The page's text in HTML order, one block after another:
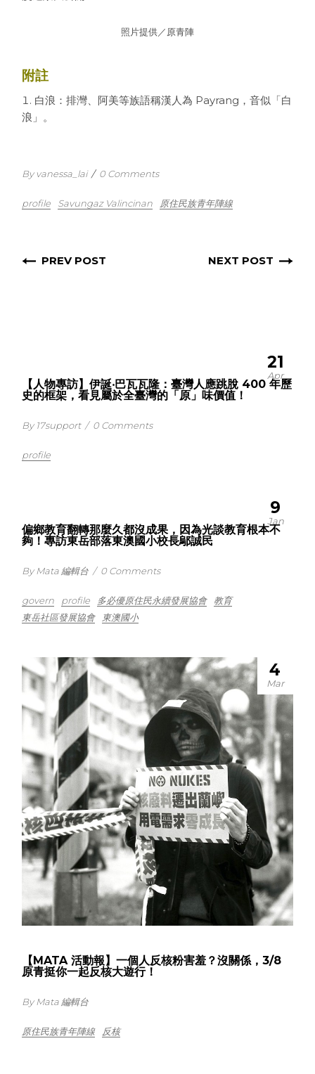
照片提供／原青陣
附註
白浪：排灣、阿美等族語稱漢人為 Payrang，音似「白
浪」。
By vanessa_lai / 0 Comments
profile Savungaz Valincinan 原住民族青年陣線
PREV POST NEXT POST
21
Apr
【人物專訪】伊誕‧巴瓦瓦隆：臺灣人應跳脫 400 年歷
史的框架，看見屬於全臺灣的「原」味價值！
By 17support / 0 Comments
profile
9
Jan
偏鄉教育翻轉那麼久都沒成果，因為光談教育根本不
夠！專訪東岳部落東澳國小校長鄔誠民
By Mata 編輯台 / 0 Comments
govern profile 多必優原住民永續發展協會
教育
東岳社區發展協會
東澳國小
4
Mar
【MATA 活動報】一個人反核粉害羞？沒關係，3/8
原青挺你一起反核大遊行！
By Mata 編輯台
原住民族青年陣線 反核